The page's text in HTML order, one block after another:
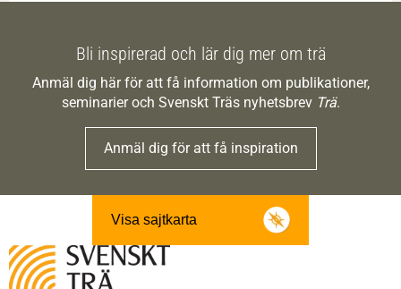
Bli inspirerad och lär dig mer om trä
Anmäl dig här för att få information om publikationer,
seminarier och Svenskt Träs nyhetsbrev Trä.
Anmäl dig för att få inspiration
Visa sajtkarta